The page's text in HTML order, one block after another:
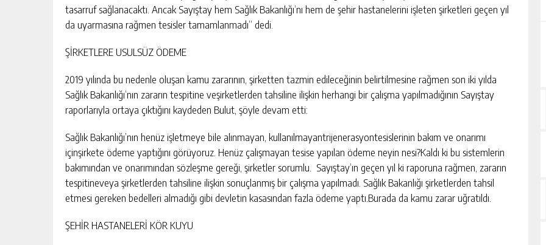
tasarruf sağlanacaktı. Ancak Sayıştay hem Sağlık Bakanlığı’nı hem de şehir hastanelerini işleten şirketleri geçen yıl
da uyarmasına rağmen tesisler tamamlanmadı” dedi.
ŞİRKETLERE USULSÜZ ÖDEME
2019 yılında bu nedenle oluşan kamu zararının, şirketten tazmin edileceğinin belirtilmesine rağmen son iki yılda
Sağlık Bakanlığı’nın zararın tespitine veşirketlerden tahsiline ilişkin herhangi bir çalışma yapılmadığının Sayıştay
raporlarıyla ortaya çıktığını kaydeden Bulut, şöyle devam etti:
Sağlık Bakanlığı’nın henüz işletmeye bile alınmayan, kullanılmayantrijenerasyontesislerinin bakım ve onarımı
içinşirkete ödeme yaptığını görüyoruz. Henüz çalışmayan tesise yapılan ödeme neyin nesi?Kaldı ki bu sistemlerin
bakımından ve onarımından sözleşme gereği, şirketler sorumlu. Sayıştay’ın geçen yıl ki raporuna rağmen, zararın
tespitineveya şirketlerden tahsiline ilişkin sonuçlanmış bir çalışma yapılmadı. Sağlık Bakanlığı şirketlerden tahsil
etmesi gereken bedelleri almadığı gibi devletin kasasından fazla ödeme yaptı.Burada da kamu zarar uğratıldı.
ŞEHİR HASTANELERİ KÖR KUYU